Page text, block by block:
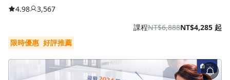
4.98
3,567
課程NT$6,888NT$4,285 起
限時優惠 好評推薦